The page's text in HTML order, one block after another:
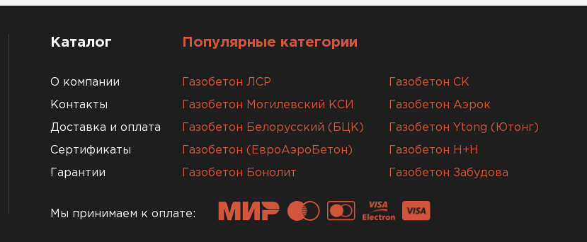
Каталог
О компании
Контакты
Доставка и оплата
Сертификаты
Гарантии
Популярные категории
Газобетон ЛСР Газобетон СК
Газобетон Могилевский КСИ Газобетон Аэрок
Газобетон Белорусский (БЦК) Газобетон Ytong (Ютонг)
Газобетон (ЕвроАэроБетон) Газобетон H+H
Газобетон Бонолит Газобетон Забудова
Мы принимаем к оплате: